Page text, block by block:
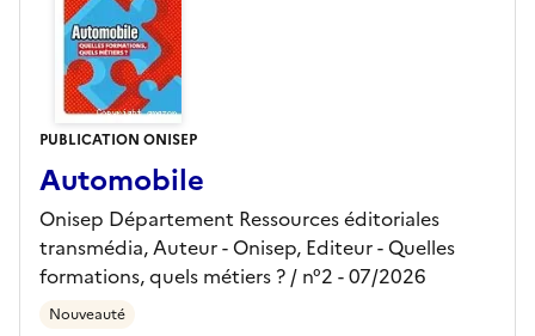
PUBLICATION ONISEP
Automobile
Onisep Département Ressources éditoriales
transmédia, Auteur - Onisep, Editeur- Quelles
formations, quels métiers ? / n°2 - 07/2026
Nouveauté